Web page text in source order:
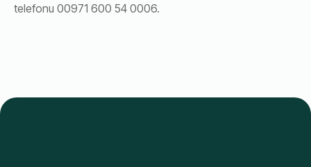
telefonu 00971 600 54 0006.